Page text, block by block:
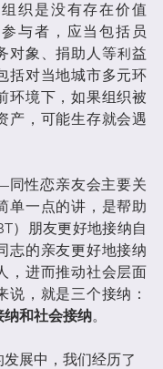
织是没有存在价值
与者，应当包括员
对象、捐助人等利益
括对当地城市多元环
环境下，如果组织被
产，可能生存就会遇
性恋亲友会主要关
单一点的讲，是帮助
）朋友更好地接纳自
志的亲友更好地接纳
，进而推动社会层面
说，就是三个接纳：
纳和社会接纳。
展中，我们经历了